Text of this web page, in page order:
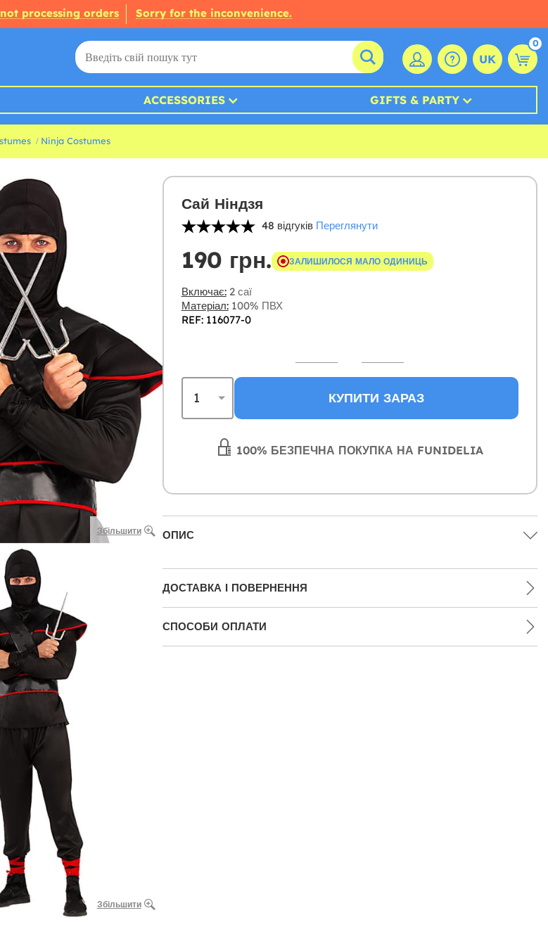
processing orders Sorry for the inconvenience.
UK
0
ACCESSORIES GIFTS & PARTY
Ninja Costumes
Збільшити
Збільшити
Сай Ніндзя
48 відгуків Переглянути
190 грн. ЗАЛИШИЛОСЯ МАЛО ОДИНИЦЬ
Включає:2 саї
Матеріал:100% ПВХ
REF: 116077-0
КУПИТИ ЗАРАЗ
100% БЕЗПЕЧНА ПОКУПКА НА FUNIDELIA
ОПИС
ДОСТАВКА І ПОВЕРНЕННЯ
СПОСОБИ ОПЛАТИ